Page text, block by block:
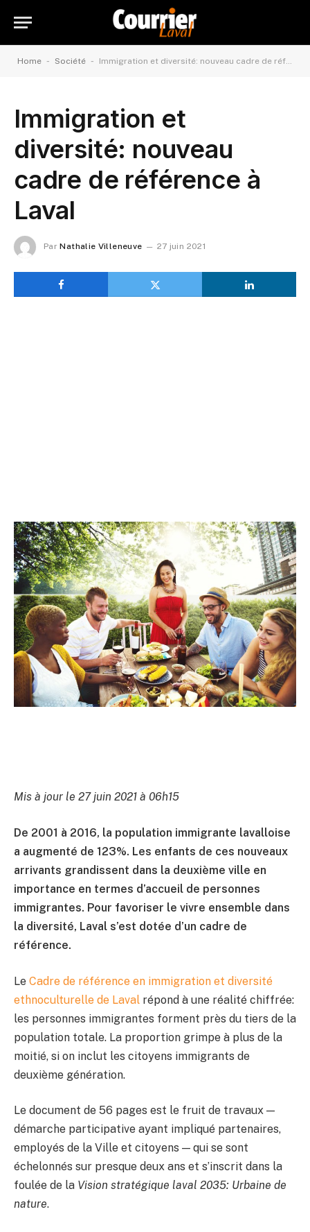
Home - Société - Immigration et diversité: nouveau cadre de référence à Laval
Immigration et
diversité: nouveau
cadre de référence à
Laval
Par Nathalie Villeneuve 27 juin 2021
Mis à jour le 27 juin 2021 à 06h15
De 2001 à 2016, la population immigrante lavalloise
a augmenté de 123%. Les enfants de ces nouveaux
arrivants grandissent dans la deuxième ville en
importance en termes d’accueil de personnes
immigrantes. Pour favoriser le vivre ensemble dans
la diversité, Laval s’est dotée d’un cadre de
référence.
Le Cadre de référence en immigration et diversité
ethnoculturelle de Laval répond à une réalité chiffrée:
les personnes immigrantes forment près du tiers de la
population totale. La proportion grimpe à plus de la
moitié, si on inclut les citoyens immigrants de
deuxième génération.
Le document de 56 pages est le fruit de travaux —
démarche participative ayant impliqué partenaires,
employés de la Ville et citoyens — qui se sont
échelonnés sur presque deux ans et s’inscrit dans la
foulée de la Vision stratégique laval 2035: Urbaine de
nature.